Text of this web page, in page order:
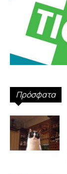
Πρόσφατα